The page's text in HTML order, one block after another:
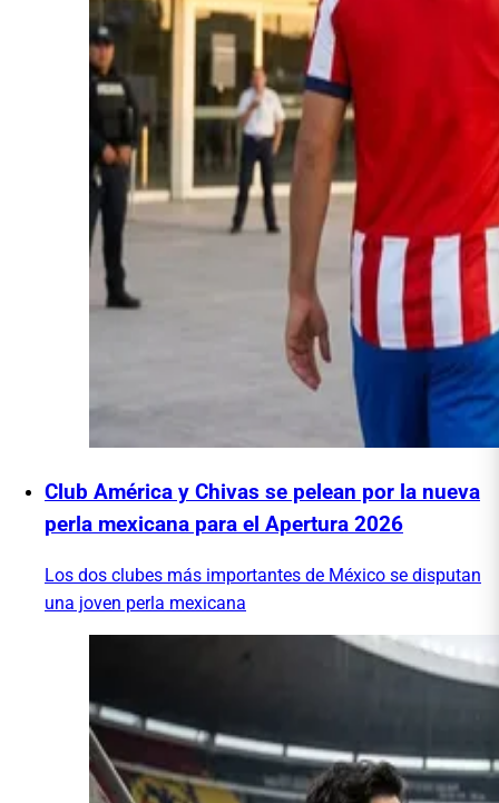
Club América y Chivas se pelean por la nueva
perla mexicana para el Apertura 2026
Los dos clubes más importantes de México se disputan
una joven perla mexicana